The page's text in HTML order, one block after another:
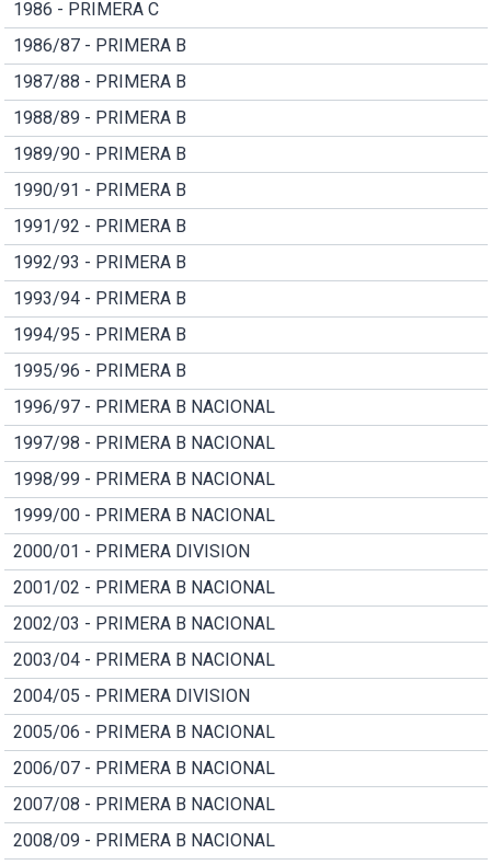
1986 - PRIMERA C
1986/87 - PRIMERA B
1987/88 - PRIMERA B
1988/89 - PRIMERA B
1989/90 - PRIMERA B
1990/91 - PRIMERA B
1991/92 - PRIMERA B
1992/93 - PRIMERA B
1993/94 - PRIMERA B
1994/95 - PRIMERA B
1995/96 - PRIMERA B
1996/97 - PRIMERA B NACIONAL
1997/98 - PRIMERA B NACIONAL
1998/99 - PRIMERA B NACIONAL
1999/00 - PRIMERA B NACIONAL
2000/01 - PRIMERA DIVISION
2001/02 - PRIMERA B NACIONAL
2002/03 - PRIMERA B NACIONAL
2003/04 - PRIMERA B NACIONAL
2004/05 - PRIMERA DIVISION
2005/06 - PRIMERA B NACIONAL
2006/07 - PRIMERA B NACIONAL
2007/08 - PRIMERA B NACIONAL
2008/09 - PRIMERA B NACIONAL